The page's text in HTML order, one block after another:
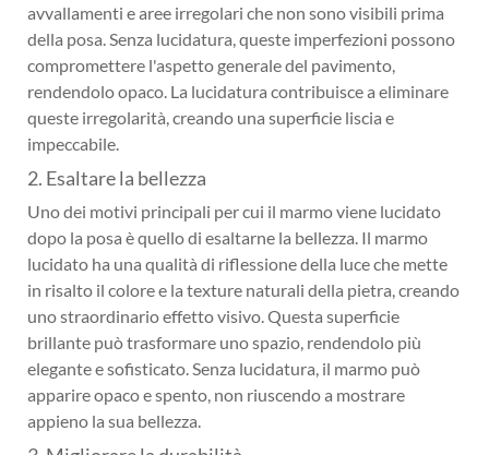
avvallamenti e aree irregolari che non sono visibili prima
della posa. Senza lucidatura, queste imperfezioni possono
compromettere l'aspetto generale del pavimento,
rendendolo opaco. La lucidatura contribuisce a eliminare
queste irregolarità, creando una superficie liscia e
impeccabile.
2. Esaltare la bellezza
Uno dei motivi principali per cui il marmo viene lucidato
dopo la posa è quello di esaltarne la bellezza. Il marmo
lucidato ha una qualità di riflessione della luce che mette
in risalto il colore e la texture naturali della pietra, creando
uno straordinario effetto visivo. Questa superficie
brillante può trasformare uno spazio, rendendolo più
elegante e sofisticato. Senza lucidatura, il marmo può
apparire opaco e spento, non riuscendo a mostrare
appieno la sua bellezza.